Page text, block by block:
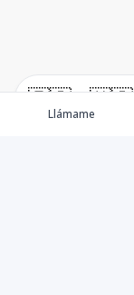
🇪🇸 🇺🇸
Llámame